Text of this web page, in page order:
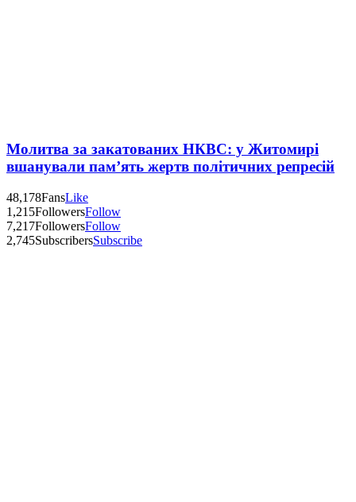
Молитва за закатованих НКВС: у Житомирі
вшанували пам’ять жертв політичних репресій
48,178FansLike
1,215FollowersFollow
7,217FollowersFollow
2,745SubscribersSubscribe